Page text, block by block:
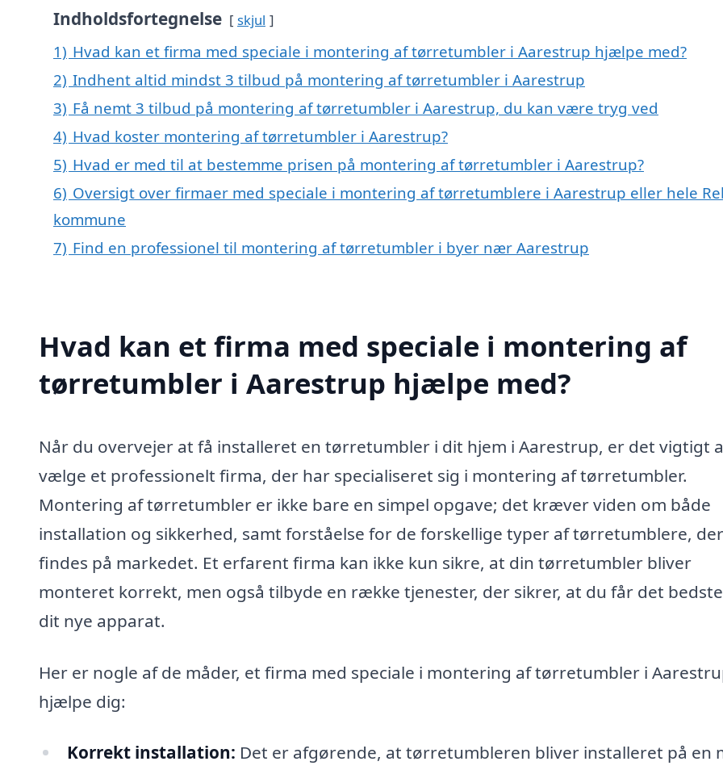
Indholdsfortegnelse skjul
1) Hvad kan et firma med speciale i montering af tørretumbler i Aarestrup hjælpe med?
2) Indhent altid mindst 3 tilbud på montering af tørretumbler i Aarestrup
3) Få nemt 3 tilbud på montering af tørretumbler i Aarestrup, du kan være tryg ved
4) Hvad koster montering af tørretumbler i Aarestrup?
5) Hvad er med til at bestemme prisen på montering af tørretumbler i Aarestrup?
6) Oversigt over firmaer med speciale i montering af tørretumblere i Aarestrup eller hele
kommune
7) Find en professionel til montering af tørretumbler i byer nær Aarestrup
Hvad kan et firma med speciale i montering af
tørretumbler i Aarestrup hjælpe med?
Når du overvejer at få installeret en tørretumbler i dit hjem i Aarestrup, er det vigtigt
vælge et professionelt firma, der har specialiseret sig i montering af tørretumbler.
Montering af tørretumbler er ikke bare en simpel opgave; det kræver viden om både
installation og sikkerhed, samt forståelse for de forskellige typer af tørretumblere, der
findes på markedet. Et erfarent firma kan ikke kun sikre, at din tørretumbler bliver
monteret korrekt, men også tilbyde en række tjenester, der sikrer, at du får det
dit nye apparat.
Her er nogle af de måder, et firma med speciale i montering af tørretumbler i
hjælpe dig:
Korrekt installation: Det er afgørende, at tørretumbleren bliver installeret på en